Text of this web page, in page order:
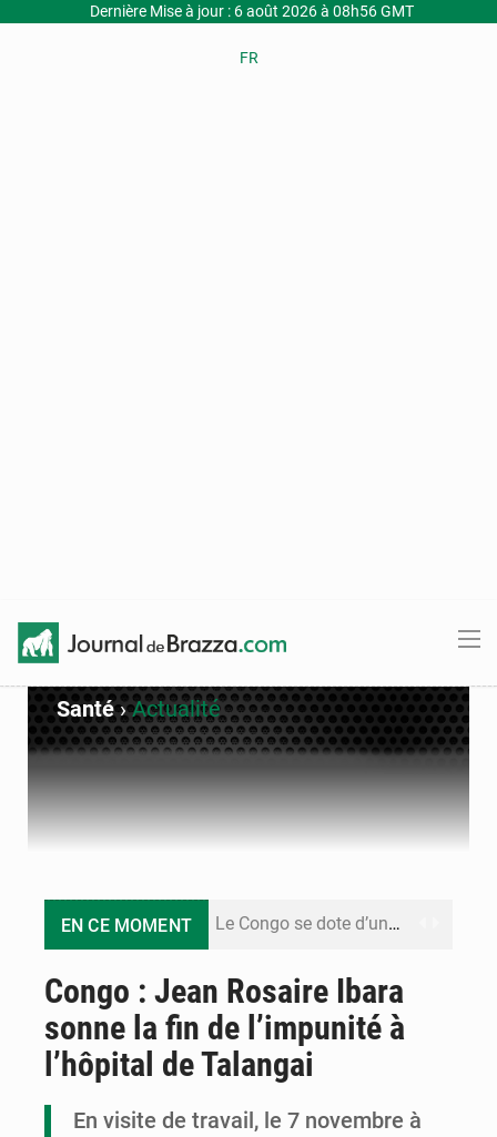
Dernière Mise à jour : 6 août 2026 à 08h56 GMT
FR
Santé›Actualité
EN CE MOMENT Le Congo se dote d’un programme national pour valoriser les produits forestiers non ligneux
Cémac : la Commission présente à Denis Sassou N’Guesso sa feuille de route
Compétitions africaines : la CAF ferme la porte à l’AC Léopards et à l’AS Otohô
Congo : Jean Rosaire Ibara
sonne la fin de l’impunité à
l’hôpital de Talangai
En visite de travail, le 7 novembre à